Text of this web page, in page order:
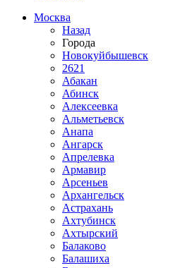
Москва
Назад
Города
Новокуйбышевск
2621
Абакан
Абинск
Алексеевка
Альметьевск
Анапа
Ангарск
Апрелевка
Армавир
Арсеньев
Архангельск
Астрахань
Ахтубинск
Ахтырский
Балаково
Балашиха